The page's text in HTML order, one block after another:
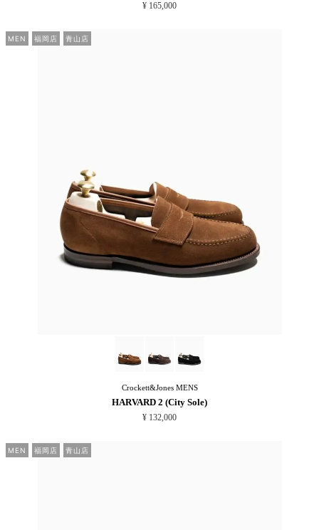
¥ 165,000
MEN 福岡店 青山店
Crockett&JonesMENS
HARVARD 2 (City Sole)
¥ 132,000
MEN 福岡店 青山店